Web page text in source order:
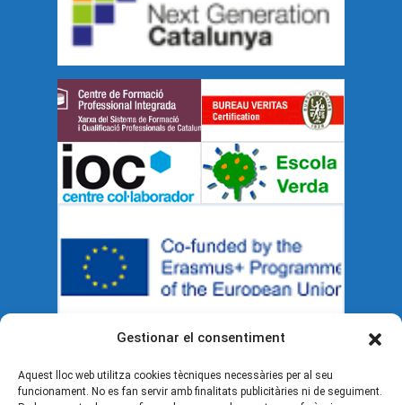
Gestionar el consentiment
Aquest lloc web utilitza cookies tècniques necessàries per al seu
funcionament. No es fan servir amb finalitats publicitàries ni de seguiment.
Documents legals